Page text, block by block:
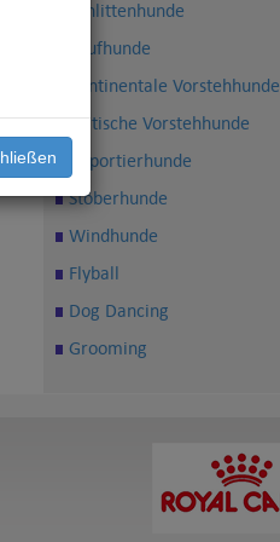
Schlittenhunde
Laufhunde
Kontinentale Vorstehhunde
Britische Vorstehhunde
Apportierhunde
Stöberhunde
Windhunde
Flyball
Dog Dancing
Grooming